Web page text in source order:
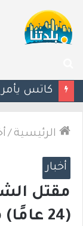
عن
إستعدوا :
الرئيسية /
أخبار
مقتل
(24